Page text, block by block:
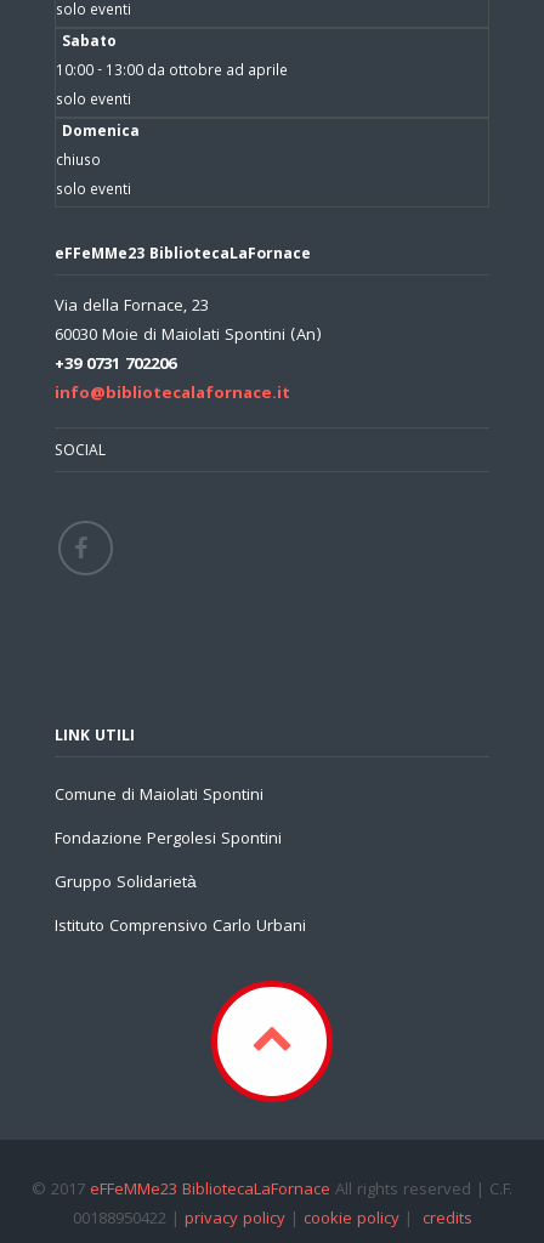
solo eventi
Sabato
10:00 - 13:00 da ottobre ad aprile
solo eventi
Domenica
chiuso
solo eventi
eFFeMMe23 BibliotecaLaFornace
Via della Fornace, 23
60030 Moie di Maiolati Spontini (An)
+39 0731 702206
info@bibliotecalafornace.it
SOCIAL
LINK UTILI
Comune di Maiolati Spontini
Fondazione Pergolesi Spontini
Gruppo Solidarietà
Istituto Comprensivo Carlo Urbani
© 2017 eFFeMMe23 BibliotecaLaFornace All rights reserved | C.F.
00188950422 | privacy policy| cookie policy| credits